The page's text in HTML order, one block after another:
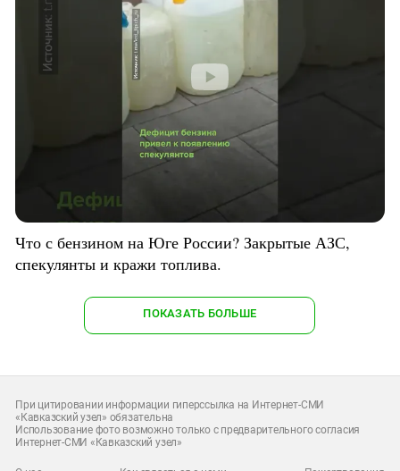
Что с бензином на Юге России? Закрытые АЗС,
спекулянты и кражи топлива.
ПОКАЗАТЬ БОЛЬШЕ
При цитировании информации гиперссылка на Интернет-СМИ
«Кавказский узел» обязательна
Использование фото возможно только с предварительного согласия
Интернет-СМИ «Кавказский узел»